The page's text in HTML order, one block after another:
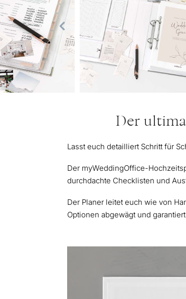
Der
Lasst euch detailliert Schritt für
Der myWeddingOffice-
durchdachte Checklisten und
Der Planer leitet euch wie von
Optionen abgewägt und